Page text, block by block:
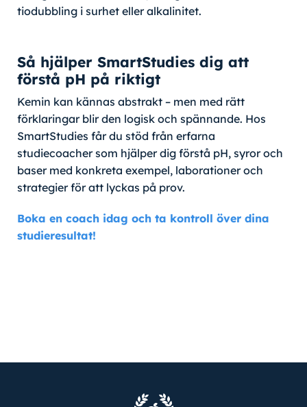
tiodubbling i surhet eller alkalinitet.
Så hjälper SmartStudies dig att
förstå pH på riktigt
Kemin kan kännas abstrakt – men med rätt
förklaringar blir den logisk och spännande. Hos
SmartStudies får du stöd från erfarna
studiecoacher som hjälper dig förstå pH, syror och
baser med konkreta exempel, laborationer och
strategier för att lyckas på prov.
Boka en coach idag och ta kontroll över dina
studieresultat!